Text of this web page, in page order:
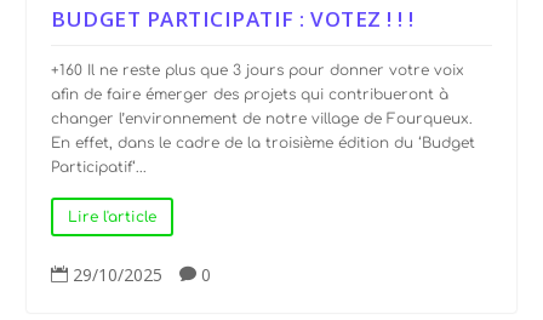
BUDGET PARTICIPATIF : VOTEZ ! ! !
+160 Il ne reste plus que 3 jours pour donner votre voix
afin de faire émerger des projets qui contribueront à
changer l’environnement de notre village de Fourqueux.
En effet, dans le cadre de la troisième édition du ‘Budget
Participatif‘...
Lire l'article
 29/10/2025  0